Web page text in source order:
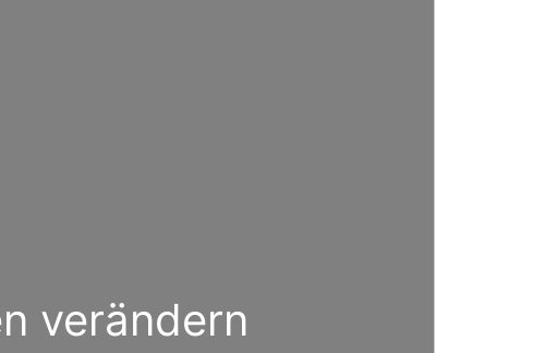
verändern